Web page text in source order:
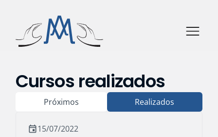
Cursos realizados
Próximos Realizados
event15/07/2022